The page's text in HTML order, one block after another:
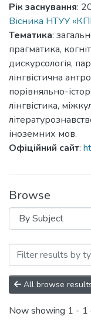
Рік заснування:
Вісника НТУУ
Тематика:
прагматика,
дискурсологія,
лінгвістична
порівняльно-
лінгвістика,
іноземних мов.
Офіційний сайт:
Browse
Browsing
All browse
Now showing 1 - 1